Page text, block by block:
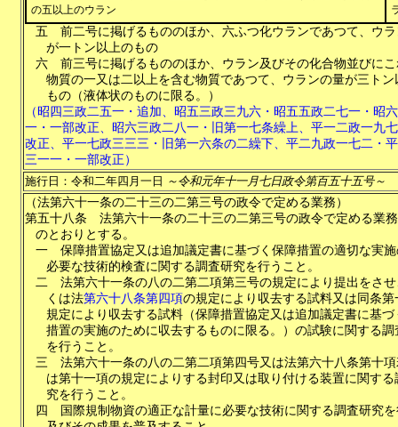
の五以上のウラン
五
前二号に掲げるもののほか、六ふつ化ウランであつて、ウ
が一トン以上のもの
六
前三号に掲げるもののほか、ウラン及びその化合物並びに
物質の一又は二以上を含む物質であつて、ウランの量が三トン
もの（液体状のものに限る。）
（昭四三政二五一・追加、昭五三政三九六・昭五五政二七一・昭
一・一部改正、昭六三政二八一・旧第一七条繰上、平一二政一九
改正、平一七政三三三・旧第一六条の二繰下、平二九政一七二・
三一一・一部改正）
施行日：令和二年四月一日 ～令和元年十一月七日政令第百五十五号～
（法第六十一条の二十三の二第三号の政令で定める業務）
第五十八条
法第六十一条の二十三の二第三号の政令で定める業
のとおりとする。
一
保障措置協定又は追加議定書に基づく保障措置の適切な実
必要な技術的検査に関する調査研究を行うこと。
二
法第六十一条の八の二第二項第三号の規定により提出をさ
くは法第六十八条第四項の規定により収去する試料又は同条第
規定により収去する試料（保障措置協定又は追加議定書に基づ
措置の実施のために収去するものに限る。）の試験に関する調
を行うこと。
三
法第六十一条の八の二第二項第四号又は法第六十八条第十
は第十一項の規定によりする封印又は取り付ける装置に関する
究を行うこと。
四
国際規制物資の適正な計量に必要な技術に関する調査研究